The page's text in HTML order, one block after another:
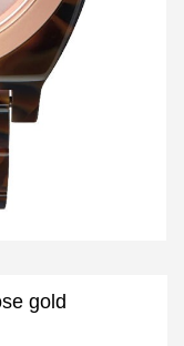
gold